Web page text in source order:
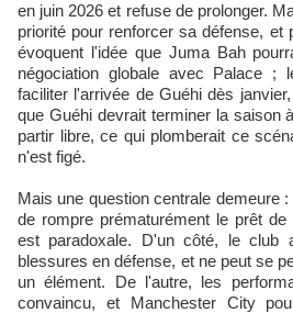
en juin 2026 et refuse de prolonger.
priorité pour renforcer sa défense, et
évoquent l'idée que Juma Bah
négociation globale avec Palace ;
faciliter l'arrivée de Guéhi dès
que Guéhi devrait terminer la saison
partir libre, ce qui plomberait ce
n'est figé.
Mais une question centrale demeure
de rompre prématurément le prêt
est paradoxale. D'un côté, le club
blessures en défense, et ne peut se
un élément. De l'autre, les
convaincu, et Manchester City